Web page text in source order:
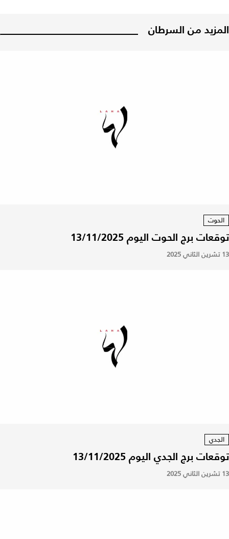
المزيد من السرطان
الحوت
توقعات برج الحوت اليوم 13/11/2025
13 تشرين الثاني 2025
الجدي
توقعات برج الجدي اليوم 13/11/2025
13 تشرين الثاني 2025